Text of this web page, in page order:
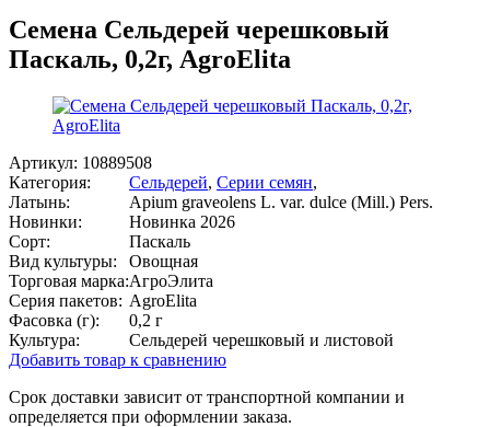
Семена Сельдерей черешковый
Паскаль, 0,2г, AgroElita
Артикул: 10889508
Категория:
Сельдерей, Серии семян,
Латынь:
Apium graveolens L. var. dulce (Mill.) Pers.
Новинки:
Новинка 2026
Сорт:
Паскаль
Вид культуры:
Овощная
Торговая марка:АгроЭлита
Серия пакетов: AgroElita
Фасовка (г):
0,2 г
Культура:
Сельдерей черешковый и листовой
Добавить товар к сравнению
Срок доставки зависит от транспортной компании и
определяется при оформлении заказа.